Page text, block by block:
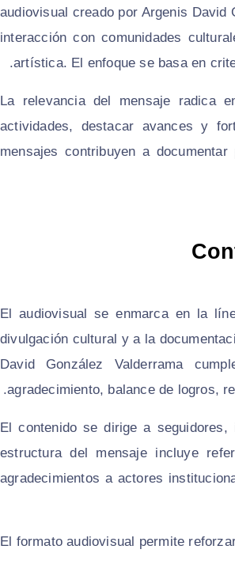
audiovisual creado por Argenis
interacción con comunidades
artística. El enfoque se basa en
La relevancia del mensaje radica
actividades, destacar avances y
mensajes contribuyen a
El audiovisual se enmarca en la
divulgación cultural y a la
David González Valderrama
agradecimiento, balance de logros,
El contenido se dirige a
estructura del mensaje incluye
agradecimientos a actores
El formato audiovisual permite